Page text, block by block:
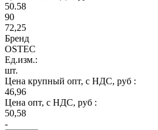
50.58
90
72,25
Бренд
OSTEC
Ед.изм.:
шт.
Цена крупный опт, с НДС, руб :
46,96
Цена опт, с НДС, руб :
50,58
-